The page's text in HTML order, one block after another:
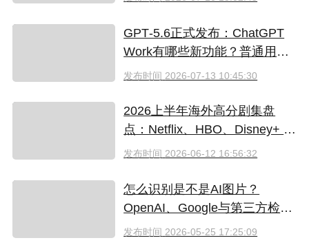
GPT‑5.6正式发布：ChatGPT
Work有哪些新功能？普通用户
值得升级吗
发布时间 2026-07-13 10:45:30
2026上半年海外高分剧集盘
点：Netflix、HBO、Disney+ 哪
些爆款必追？（附国内超划算
发布时间 2026-06-12 16:56:32
怎么识别是不是AI图片？
OpenAI、Google与第三方检测
工具对比
发布时间 2026-05-25 17:25:09